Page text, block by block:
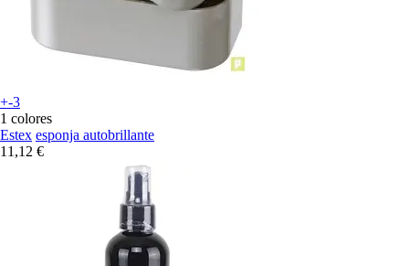
+-3
1 colores
Estex esponja autobrillante
11,12 €